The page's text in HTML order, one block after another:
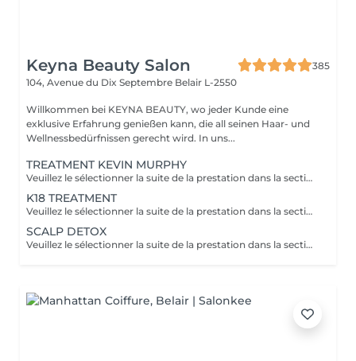
Keyna Beauty Salon
385
104, Avenue du Dix Septembre Belair L-2550
Willkommen bei KEYNA BEAUTY, wo jeder Kunde eine
exklusive Erfahrung genießen kann, die all seinen Haar- und
Wellnessbedürfnissen gerecht wird. In uns...
TREATMENT KEVIN MURPHY
Veuillez le sélectionner la suite de la prestation dans la section "Brushing", car cela sera ne pas inclus dans la préstation et considéré comme un supplément. Kevin Murphy Strength (Force) Traitement fortifiant et définissant Renforcer les cheveux, apporter du corps et du contrôle, tout en limitant les frisottis. Améliore la résistance des cheveux, donne tenue et texture sans alourdir. Protéines végétales, cires légères, actifs nourrissants. Kevin Murphy Moisture (Hydratation) Traitement hydratant intensif Hydrater en profondeur les cheveux secs et sensibles, adoucir et faciliter le démêlage. Hydratation durable, brillance naturelle, cheveux plus souples et moins cassants. Agents humectants, huiles légères, beurres végétaux.
K18 TREATMENT
Veuillez le sélectionner la suite de la prestation dans la section "Brushing", car cela sera ne pas inclus dans la préstation et considéré comme un supplément. Le K18 est une solution innovante venue des ÉtatsUnis, reconnue pour reconstruire les liaisons internes des cheveux endommagés par les agressions chimiques et la chaleur. Cette molécule brevetée rétablit les chaînes de kératine brisées, renouant avec l'élasticité naturelle et la vitalité de la fibre capillaire. Résultat: des cheveux plus doux, plus forts et plus brillants, avec une meilleure définition des textures. - réparer durablement les dommages profonds et restaurer l'élasticité. - réduction de la casse, brillance accrue, douceur renforcée et meilleure résistance aux futures agressions. - Utilité en coloration/décoloration: préparation et protection des cheveux pendant les étapes chimiques.
SCALP DETOX
Veuillez le sélectionner la suite de la prestation dans la section "Brushing", car cela sera ne pas inclus dans la préstation et considéré comme un supplément.